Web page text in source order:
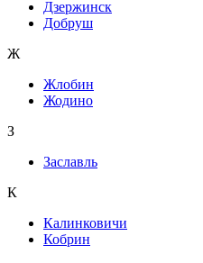
Дзержинск
Добруш
Ж
Жлобин
Жодино
З
Заславль
К
Калинковичи
Кобрин